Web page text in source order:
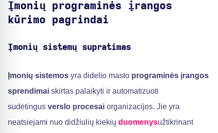
Įmonių programinės įrangos
kūrimo pagrindai
Įmonių sistemų supratimas
Įmonių sistemos yra didelio masto programinės įrangos
sprendimai skirtas palaikyti ir automatizuoti
sudėtingus verslo procesai organizacijos. Jie yra
neatsiejami nuo didžiulių kiekių duomenysužtikrinant